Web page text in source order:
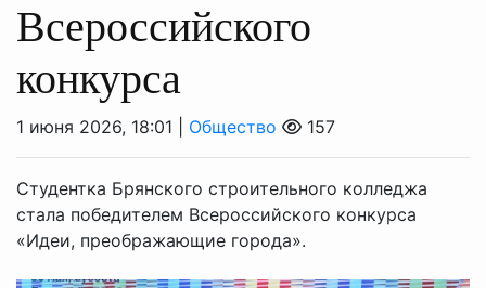
Всероссийского
конкурса
1 июня 2026, 18:01 | Общество 157
Студентка Брянского строительного колледжа
стала победителем Всероссийского конкурса
«Идеи, преображающие города».